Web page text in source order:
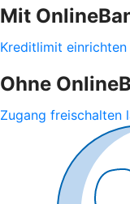
Mit
Kreditlimit
Ohne
Zugang freischalten